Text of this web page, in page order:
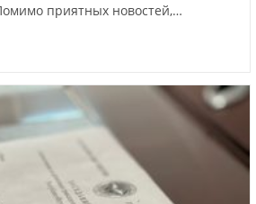
приятных новостей,…